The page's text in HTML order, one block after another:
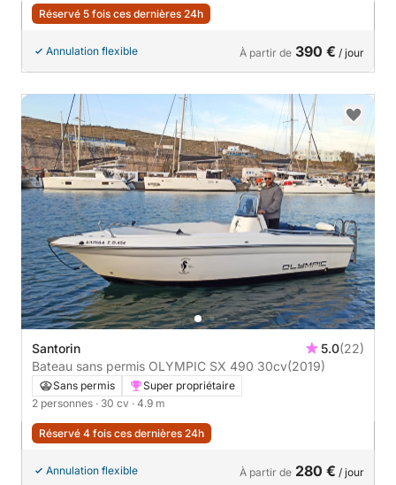
Réservé 5 fois ces dernières 24h
Annulation flexible À partir de 390 € / jour
Santorin 5.0(22)
Bateau sans permis OLYMPIC SX 490 30cv(2019)
Sans permis
Super propriétaire
2 personnes · 30 cv · 4.9 m
Réservé 4 fois ces dernières 24h
Annulation flexible À partir de 280 € / jour